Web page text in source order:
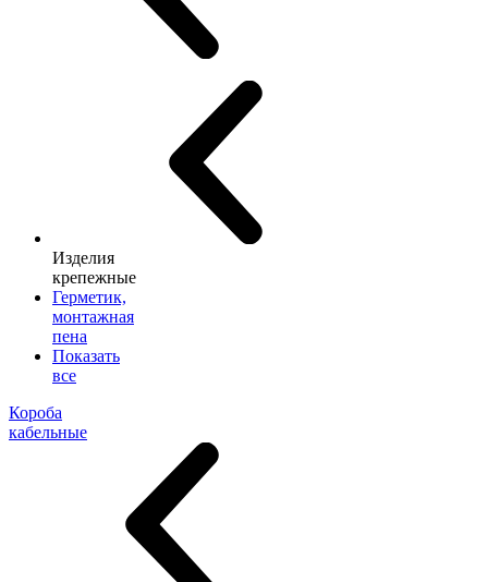
Изделия
крепежные
Герметик,
монтажная
пена
Показать
все
Короба
кабельные